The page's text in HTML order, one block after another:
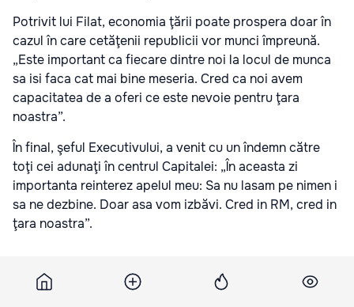
Potrivit lui Filat, economia ţării poate prospera doar în
cazul în care cetăţenii republicii vor munci împreună.
„Este important ca fiecare dintre noi la locul de munca
sa isi faca cat mai bine meseria. Cred ca noi avem
capacitatea de a oferi ce este nevoie pentru ţara
noastra”.
În final, şeful Executivului, a venit cu un îndemn către
toţi cei adunaţi în centrul Capitalei: „În aceasta zi
importanta reinterez apelul meu: Sa nu lasam pe nimen i
sa ne dezbine. Doar asa vom izbăvi. Cred in RM, cred in
ţara noastra”.
Подпишитесь на новости Point.md в Google